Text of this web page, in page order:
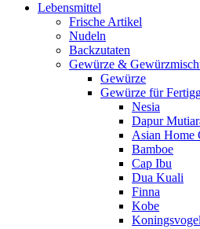
Lebensmittel
Frische Artikel
Nudeln
Backzutaten
Gewürze &
Gewürze
Gewürze für
Nesia
Dapur
Asian Home
Bamboe
Cap Ibu
Dua Kuali
Finna
Kobe
Koningsvogel